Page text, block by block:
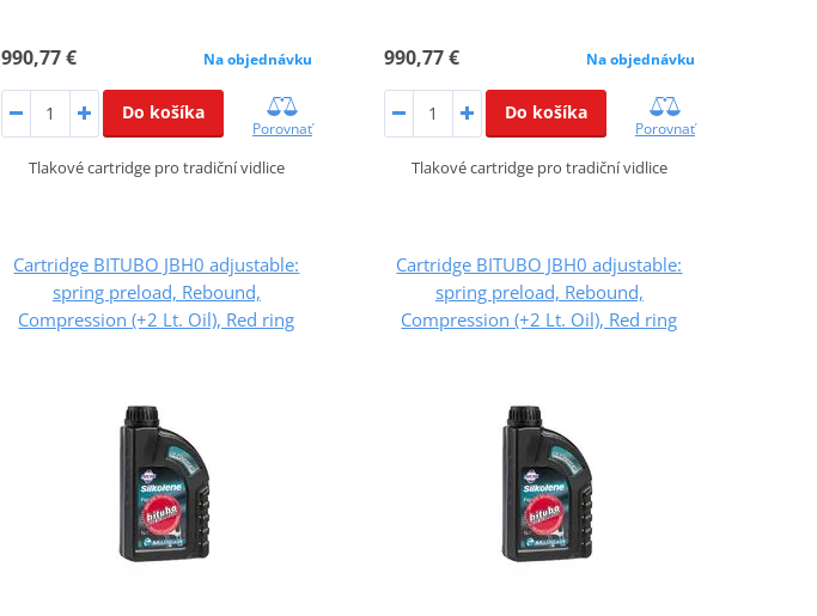
990,77 € Na objednávku
Do košíka
Porovnať
Tlakové cartridge pro tradiční vidlice
990,77 € Na objednávku
Do košíka
Porovnať
Tlakové cartridge pro tradiční vidlice
Cartridge BITUBO JBH0 adjustable:
spring preload, Rebound,
Compression (+2 Lt. Oil), Red ring
Cartridge BITUBO JBH0 adjustable:
spring preload, Rebound,
Compression (+2 Lt. Oil), Red ring